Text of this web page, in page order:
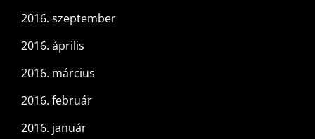
2016. szeptember
2016. április
2016. március
2016. február
2016. január